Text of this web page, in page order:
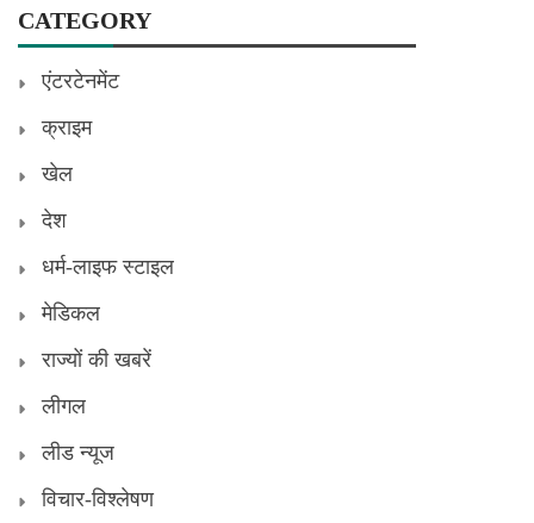
CATEGORY
एंटरटेनमेंट
क्राइम
खेल
देश
धर्म-लाइफ स्टाइल
मेडिकल
राज्यों की खबरें
लीगल
लीड न्यूज
विचार-विश्लेषण